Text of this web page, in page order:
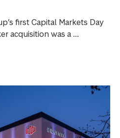
first Capital Markets Day
acquisition was a ...